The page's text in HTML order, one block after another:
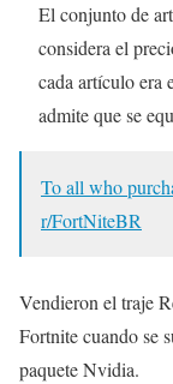
El conjunto de
considera el
cada artículo era
admite que se
To all who
r/FortNiteBR
Vendieron el traje
Fortnite cuando se
paquete Nvidia.